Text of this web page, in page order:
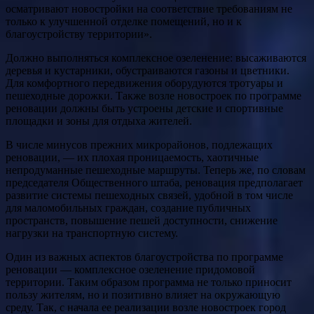
осматривают новостройки на соответствие требованиям не
только к улучшенной отделке помещений, но и к
благоустройству территории».
Должно выполняться комплексное озеленение: высаживаются
деревья и кустарники, обустраиваются газоны и цветники.
Для комфортного передвижения оборудуются тротуары и
пешеходные дорожки. Также возле новостроек по программе
реновации должны быть устроены детские и спортивные
площадки и зоны для отдыха жителей.
В числе минусов прежних микрорайонов, подлежащих
реновации, — их плохая проницаемость, хаотичные
непродуманные пешеходные маршруты. Теперь же, по словам
председателя Общественного штаба, реновация предполагает
развитие системы пешеходных связей, удобной в том числе
для маломобильных граждан, создание публичных
пространств, повышение пешей доступности, снижение
нагрузки на транспортную систему.
Один из важных аспектов благоустройства по программе
реновации — комплексное озеленение придомовой
территории. Таким образом программа не только приносит
пользу жителям, но и позитивно влияет на окружающую
среду. Так, с начала ее реализации возле новостроек город